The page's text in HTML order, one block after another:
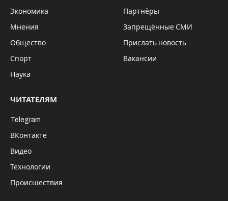
Экономика
Мнения
Общество
Спорт
Наука
Партнёры
Запрещённые СМИ
Прислать новость
Вакансии
ЧИТАТЕЛЯМ
Telegram
ВКонтакте
Видео
Технологии
Происшествия